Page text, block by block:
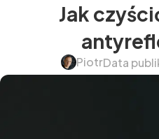
Jak
PiotrData